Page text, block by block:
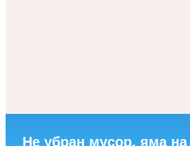
Не убран мусор, яма на